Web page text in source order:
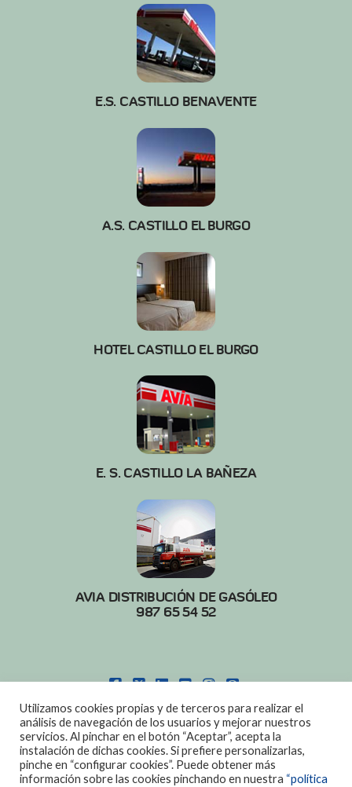
E.S. CASTILLO BENAVENTE
A.S. CASTILLO EL BURGO
HOTEL CASTILLO EL BURGO
E. S. CASTILLO LA BAÑEZA
AVIA DISTRIBUCIÓN DE GASÓLEO
987 65 54 52
POLITICA DE COOKIES|AVISO LEGAL
DISEÑO: DIAN SISTEMAS
Utilizamos cookies propias y de terceros para realizar el
análisis de navegación de los usuarios y mejorar nuestros
servicios. Al pinchar en el botón “Aceptar”, acepta la
instalación de dichas cookies. Si prefiere personalizarlas,
pinche en “configurar cookies”. Puede obtener más
información sobre las cookies pinchando en nuestra “política